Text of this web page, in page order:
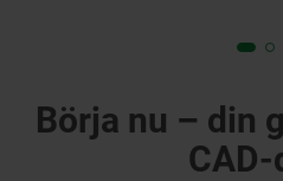
Börja nu – din